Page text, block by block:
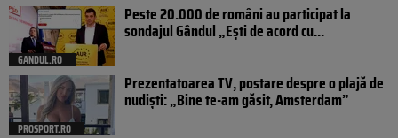
GANDUL.RO
Peste 20.000 de români au participat la
sondajul Gândul „Ești de acord cu...
PROSPORT.RO
Prezentatoarea TV, postare despre o plajă de
nudiști: „Bine te-am găsit, Amsterdam”